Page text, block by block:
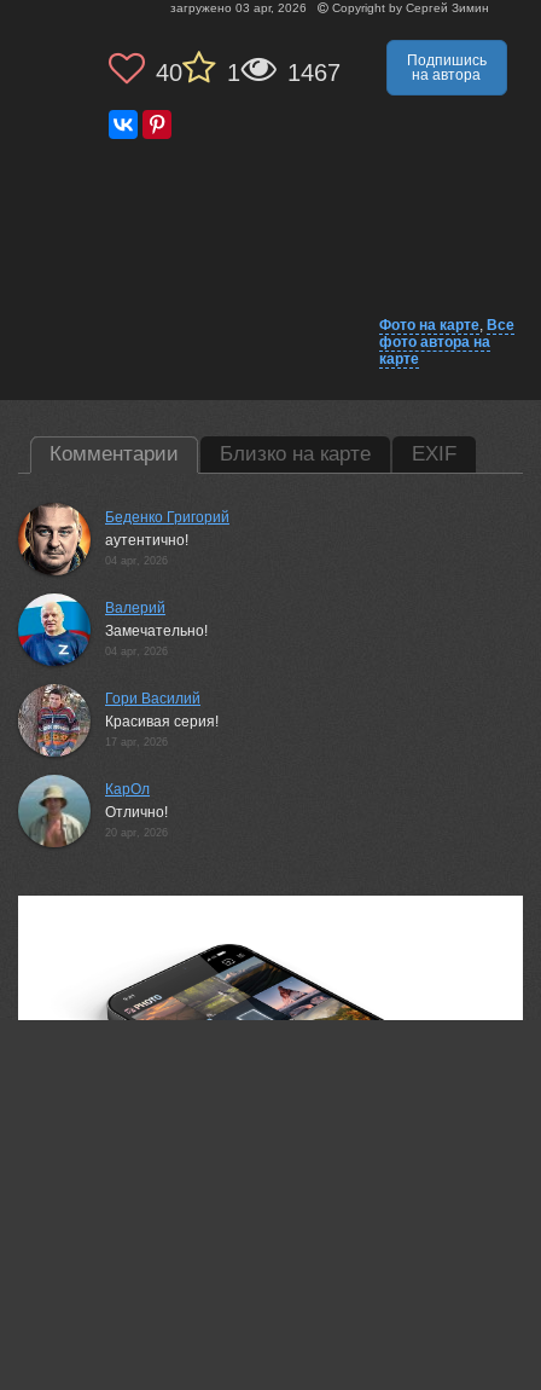
загружено 03 apr, 2026 Copyright by Сергей Зимин
40 1 1467
Подпишись
на автора
Фото на карте, Все
фото автора на
карте
Комментарии Близко на карте EXIF
Беденко Григорий
аутентично!
04 apr, 2026
Валерий
Замечательно!
04 apr, 2026
Гори Василий
Красивая серия!
17 apr, 2026
КарОл
Отлично!
20 apr, 2026